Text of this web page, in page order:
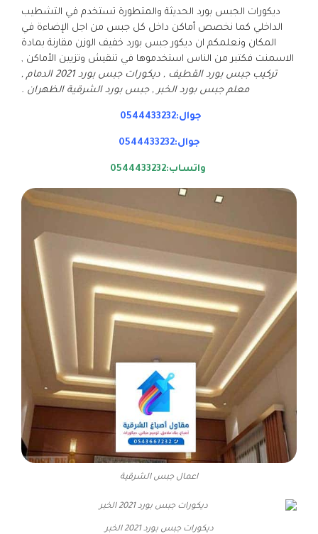
ديكورات الجبس بورد الحديثة والمتطورة تستخدم في التشطيب
الداخلي كما نخصص أماكن داخل كل جبس من اجل الإضاءة في
المكان ونعلمكم ان ديكور جبس بورد خفيف الوزن مقارنة بمادة
الاسمنت فكتبر من الناس استخدموها في تنقيش وتزيين الأماكن ,
تركيب جبس بورد القطيف , ديكورات جبس بورد 2021 الدمام ,
معلم جبس بورد الخبر , جبس بورد الشرقية الظهران .
جوال:0544433232
جوال:0544433232
واتساب:0544433232
اعمال جبس الشرقية
ديكورات جبس بورد 2021 الخبر